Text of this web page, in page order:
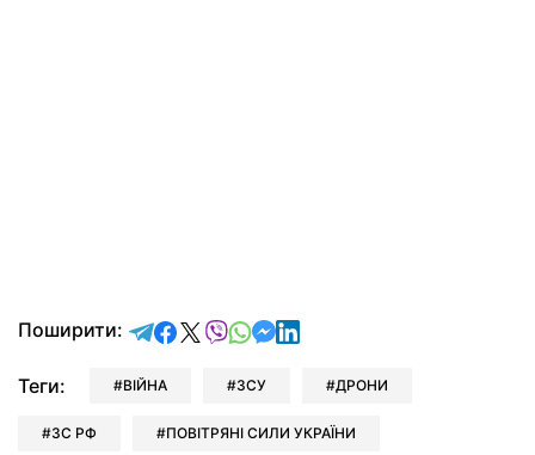
Поширити: відправити у Telegram
поділитись у Facebook
поділитись у X
відправити у Viber
відправити у Whatsapp
відправити у Messenger
відправити у LinkedIn
Теги: ВІЙНА ЗСУ ДРОНИ
ЗС РФ ПОВІТРЯНІ СИЛИ УКРАЇНИ